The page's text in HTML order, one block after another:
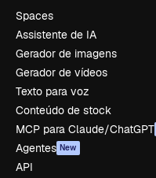
Spaces
Assistente de IA
Gerador de imagens
Gerador de vídeos
Texto para voz
Conteúdo de stock
MCP para Claude/ChatGPT
Agentes New
API